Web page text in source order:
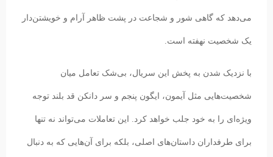
می‌دهد که گاهی شور و شجاعت در پشت ظاهر آرام و خویشتن‌دار
یک شخصیت نهفته است.
با نزدیک شدن به پخش این سریال، بی‌شک تعامل میان
شخصیت‌هایی مثل آیمون، ایگون پنجم و سر دانکن قد بلند توجه
ویژه‌ای را به خود جلب خواهد کرد. این تعاملات می‌تواند نه تنها
برای طرفداران داستان‌های اصلی، بلکه برای آن‌هایی که به دنبال